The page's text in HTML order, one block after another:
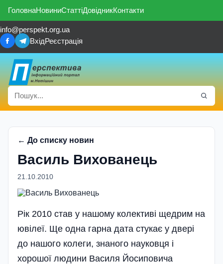
ГоловнаНовиниСтаттіДовідникКонтакти
info@perspekt.org.ua
ВхідРеєстрація
← До списку новин
Василь Вихованець
21.10.2010
Рік 2010 став у нашому колективі щедрим на
ювілеї. Ще одна гарна дата стукає у двері
до нашого колеги, знаного науковця і
хорошої людини Василя Йосиповича